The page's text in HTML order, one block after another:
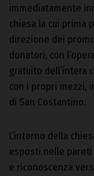
immediatamente
chiesa la cui prima
direzione dei
donatori, con
gratuito dell’intera
con i propri mezzi,
di San Costantino.
L’interno della
esposti nelle
e riconoscenza